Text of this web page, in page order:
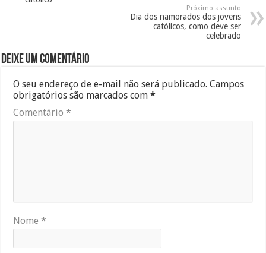
Próximo assunto
Dia dos namorados dos jovens
católicos, como deve ser
celebrado
Deixe um comentário
O seu endereço de e-mail não será publicado. Campos
obrigatórios são marcados com*
Comentário*
Nome*